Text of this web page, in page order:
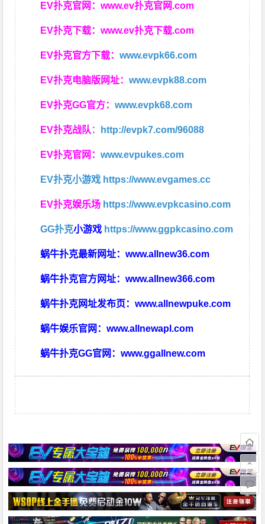
EV扑克官网：www.ev扑克官网.com
EV扑克下载：www.ev扑克下载.com
EV扑克官方下载：www.evpk66.com
EV扑克电脑版网址：www.evpk88.com
EV扑克GG官方：www.evpk68.com
EV扑克战队 ： http://evpk7.com/96088
EV扑克官网：www.evpukes.com
EV扑克小游戏 https://www.evgames.cc
EV扑克娱乐场 https://www.evpkcasino.com
GG扑克小游戏 https://www.ggpkcasino.com
蜗牛扑克最新网址：www.allnew36.com
蜗牛扑克官方网址：www.allnew366.com
蜗牛扑克网址发布页：www.allnewpuke.com
蜗牛娱乐官网：www.allnewapl.com
蜗牛扑克GG官网：www.ggallnew.com